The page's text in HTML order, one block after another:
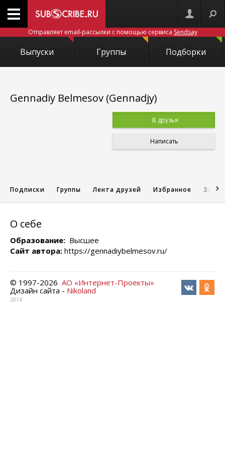
Отправляет email-рассылки с помощью сервиса Sendsay
Выпуски Группы Подборки
Gennadiy Belmesov (Gennadjy)
В друзья
Написать
Подписки Группы Лента друзей Избранное
О себе
Образование: Высшее
Сайт автора: https://gennadiybelmesov.ru/
© 1997-2026 АО «Интернет-Проекты»
Дизайн сайта - Nikoland
2014